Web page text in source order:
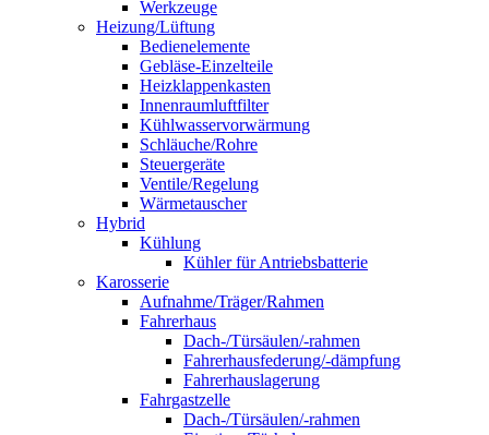
Werkzeuge
Heizung/Lüftung
Bedienelemente
Gebläse-Einzelteile
Heizklappenkasten
Innenraumluftfilter
Kühlwasservorwärmung
Schläuche/Rohre
Steuergeräte
Ventile/Regelung
Wärmetauscher
Hybrid
Kühlung
Kühler für Antriebsbatterie
Karosserie
Aufnahme/Träger/Rahmen
Fahrerhaus
Dach-/Türsäulen/-rahmen
Fahrerhausfederung/-dämpfung
Fahrerhauslagerung
Fahrgastzelle
Dach-/Türsäulen/-rahmen